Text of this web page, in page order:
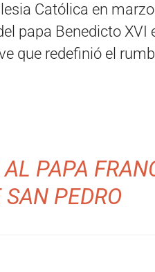
Católica en
papa Benedicto XVI
que redefinió el
PAPA
PEDRO